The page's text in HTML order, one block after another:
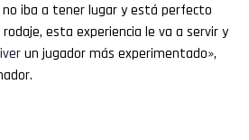
no iba a tener lugar y está perfecto
esta experiencia le va a servir y
un jugador más experimentado»,